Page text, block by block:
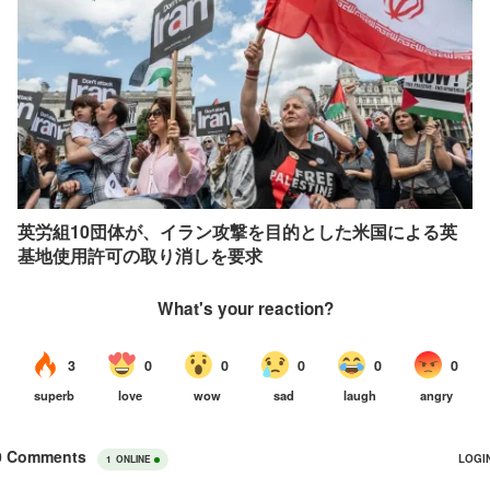
英労組10団体が、イラン攻撃を目的とした米国による英
基地使用許可の取り消しを要求